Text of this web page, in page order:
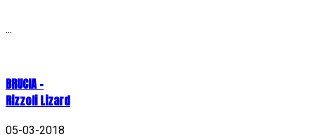
...
BRUCIA -
Rizzoli Lizard
05-03-2018